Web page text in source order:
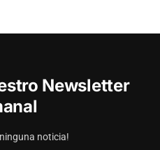
Newsletter
noticia!